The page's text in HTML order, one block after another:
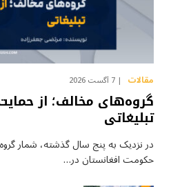
مقالات 7 آگست 2026
گروه‌های مخالف؛ از
تبلیغاتی
در نزدیک به پنج سال گذشته، شمار
حکومت افغانستان در…